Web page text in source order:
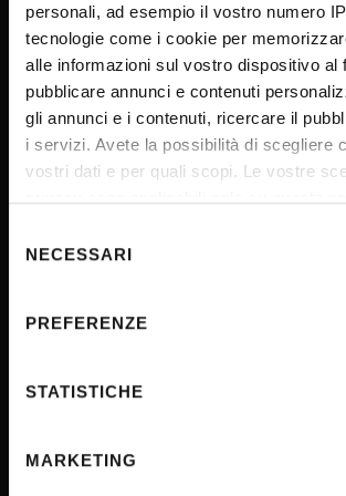
personali, ad esempio il vostro numero
tecnologie come i cookie per
alle informazioni sul vostro dispositivo al
pubblicare annunci e contenuti
gli annunci e i contenuti, ricercare il
i servizi. Avete la possibilità di scegliere
vostri dati e per quali scopi. Le vostre
modificare o revocare il proprio consenso
momento dalla Dichiarazione sui cookie
raccogliere informazioni sulla tua
geografica, con un'approssimazione
Identificare il tuo dispositivo,
delNECESSARI
PREFERENZE
STATISTICHE
MARKETING
SPORTELLO ATENEO
Amministrazione trasparente
Albo Ufficiale
Gare di appalto
Note legali
Cookie
Iniziative e convegni